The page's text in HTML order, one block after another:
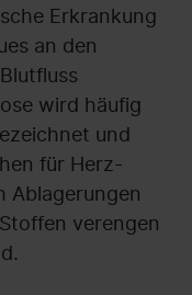
Erkrankung
an den
wird häufig
und
für Herz-
Ablagerungen
verengen